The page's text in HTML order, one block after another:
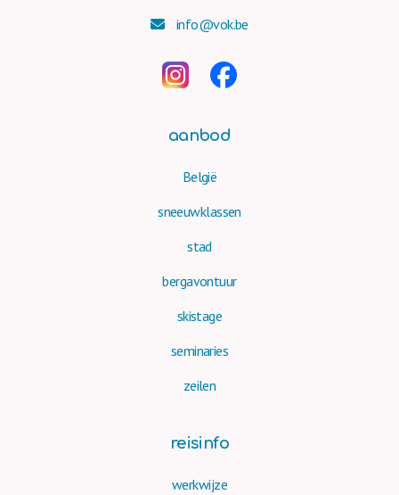
info@vok.be
aanbod
België
sneeuwklassen
stad
bergavontuur
skistage
seminaries
zeilen
reisinfo
werkwijze